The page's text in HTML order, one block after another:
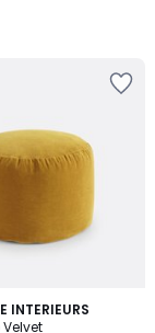
INTERIEURS